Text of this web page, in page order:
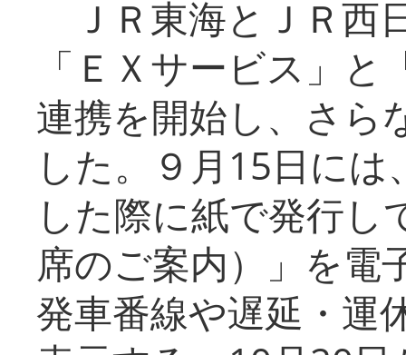
ＪＲ東海とＪＲ西
「ＥＸサービス」
連携を開始し、さら
した。９月15日に
した際に紙で発行し
席のご案内）」を電
発車番線や遅延・運